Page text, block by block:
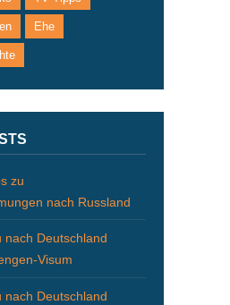
Ehe
zu
nach Russland
nach Deutschland
Visum
nach Deutschland